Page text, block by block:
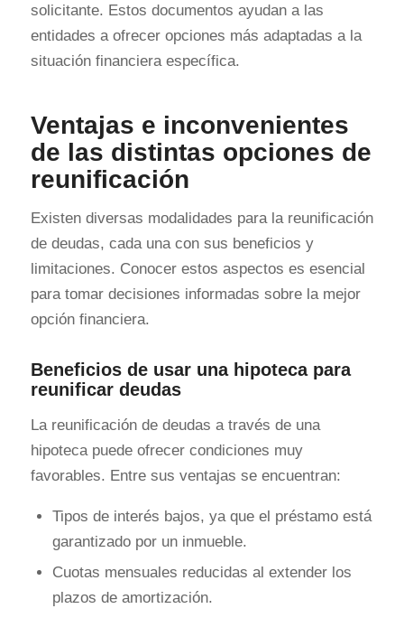
solicitante. Estos documentos ayudan a las
entidades a ofrecer opciones más adaptadas a la
situación financiera específica.
Ventajas e inconvenientes
de las distintas opciones de
reunificación
Existen diversas modalidades para la reunificación
de deudas, cada una con sus beneficios y
limitaciones. Conocer estos aspectos es esencial
para tomar decisiones informadas sobre la mejor
opción financiera.
Beneficios de usar una hipoteca para
reunificar deudas
La reunificación de deudas a través de una
hipoteca puede ofrecer condiciones muy
favorables. Entre sus ventajas se encuentran:
Tipos de interés bajos, ya que el préstamo está
garantizado por un inmueble.
Cuotas mensuales reducidas al extender los
plazos de amortización.